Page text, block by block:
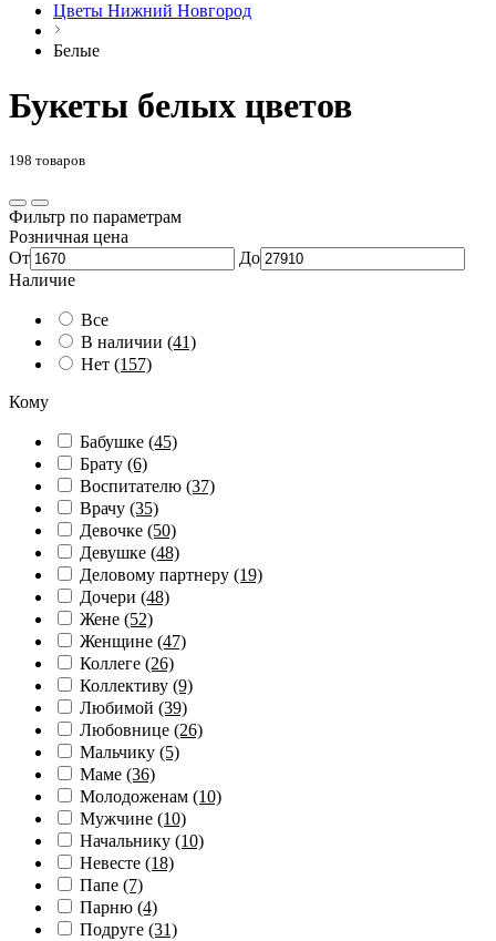
Цветы Нижний Новгород
Белые
Букеты белых цветов
198 товаров
Фильтр по параметрам
Розничная цена
От
До
Наличие
Все
В наличии (41)
Нет (157)
Кому
Бабушке (45)
Брату (6)
Воспитателю (37)
Врачу (35)
Девочке (50)
Девушке (48)
Деловому партнеру (19)
Дочери (48)
Жене (52)
Женщине (47)
Коллеге (26)
Коллективу (9)
Любимой (39)
Любовнице (26)
Мальчику (5)
Маме (36)
Молодоженам (10)
Мужчине (10)
Начальнику (10)
Невесте (18)
Папе (7)
Парню (4)
Подруге (31)